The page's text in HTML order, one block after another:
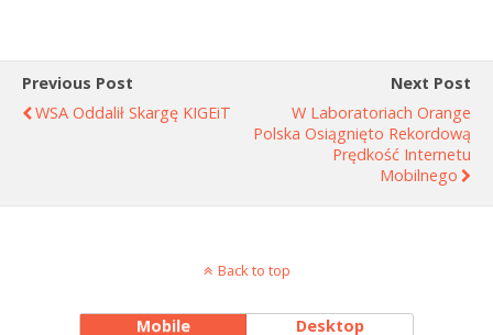
Previous Post
WSA Oddalił Skargę KIGEiT
Next Post
W Laboratoriach Orange
Polska Osiągnięto Rekordową
Prędkość Internetu
Mobilnego
Back to top
Mobile Desktop